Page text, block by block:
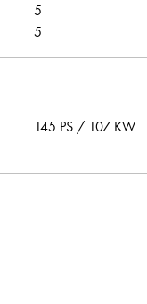
5
5
145 PS / 107 KW